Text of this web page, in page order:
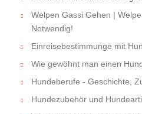
Welpen Gassi Gehen |
Notwendig!
Einreisebestimmunge mit
Wie gewöhnt man einen
Hundeberufe - Geschichte,
Hundezubehör und